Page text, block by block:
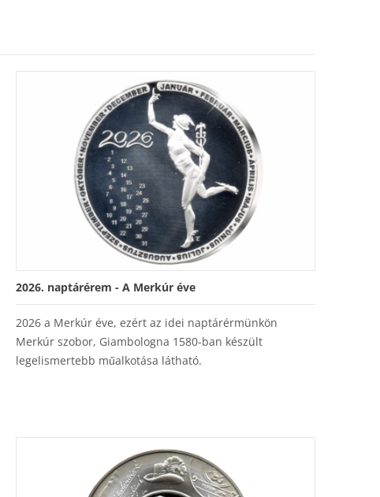
2026. naptárérem - A Merkúr éve
2026 a Merkúr éve, ezért az idei naptárérmünkön
Merkúr szobor, Giambologna 1580-ban készült
legelismertebb műalkotása látható.